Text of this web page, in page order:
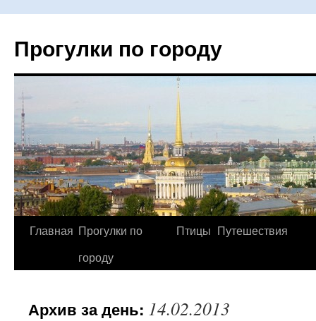
Прогулки по городу
Перейти
Главная Прогулки по
городу
Птицы Путешествия
Архив за день: 14.02.2013